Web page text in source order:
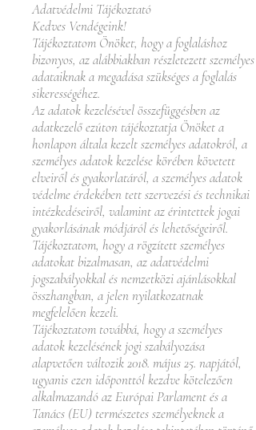
Adatvédelmi Tájékoztató
Kedves Vendégeink!
Tájékoztatom Önöket, hogy a foglaláshoz
bizonyos, az alábbiakban részletezett személyes
adataiknak a megadása szükséges a foglalás
sikerességéhez.
Az adatok kezelésével összefüggésben az
adatkezelő ezúton tájékoztatja Önöket a
honlapon általa kezelt személyes adatokról, a
személyes adatok kezelése körében követett
elveiről és gyakorlatáról, a személyes adatok
védelme érdekében tett szervezési és technikai
intézkedéseiről, valamint az érintettek jogai
gyakorlásának módjáról és lehetőségeiről.
Tájékoztatom, hogy a rögzített személyes
adatokat bizalmasan, az adatvédelmi
jogszabályokkal és nemzetközi ajánlásokkal
összhangban, a jelen nyilatkozatnak
megfelelően kezeli.
Tájékoztatom továbbá, hogy a személyes
adatok kezelésének jogi szabályozása
alapvetően változik 2018. május 25. napjától,
ugyanis ezen időponttól kezdve kötelezően
alkalmazandó az Európai Parlament és a
Tanács (EU) természetes személyeknek a